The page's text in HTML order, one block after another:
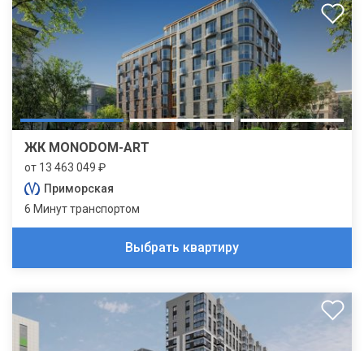
ЖК MONODOM-ART
от 13 463 049 ₽
Приморская
6 Минут транспортом
Выбрать квартиру